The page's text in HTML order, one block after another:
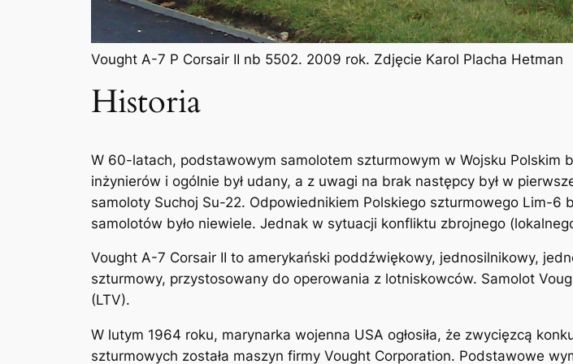
Vought A-7 P Corsair II nb 5502. 2009 rok. Zdjęcie Karol Placha Hetman
Historia
W 60-latach, podstawowym samolotem szturmowym w Wojsku Polskim
inżynierów i ogólnie był udany, a z uwagi na brak następcy był w
samoloty Suchoj Su-22. Odpowiednikiem Polskiego szturmowego Lim-6
samolotów było niewiele. Jednak w sytuacji konfliktu zbrojnego
Vought A-7 Corsair II to amerykański poddźwiękowy, jednosilnikowy,
szturmowy, przystosowany do operowania z lotniskowców. Samolot
(LTV).
W lutym 1964 roku, marynarka wojenna USA ogłosiła, że zwycięzcą
szturmowych została maszyn firmy Vought Corporation. Podstawowe